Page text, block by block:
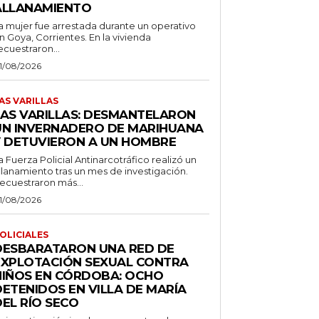
mujer fue arrestada durante un operativo
Goya, Corrientes. En la vivienda
08/2026
VARILLAS
VARILLAS: DESMANTELARON
INVERNADERO DE MARIHUANA
DETUVIERON A UN HOMBRE
Fuerza Policial Antinarcotráfico realizó un
tras un mes de investigación.
más...
08/2026
UNA RED DE
SEXUAL CONTRA
EN CÓRDOBA: OCHO
EN VILLA DE MARÍA
RÍO SECO